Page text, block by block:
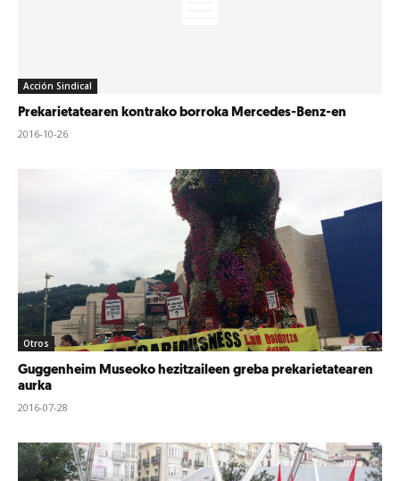
Acción Sindical
Prekarietatearen kontrako borroka Mercedes-Benz-en
2016-10-26
Otros
Guggenheim Museoko hezitzaileen greba prekarietatearen
aurka
2016-07-28